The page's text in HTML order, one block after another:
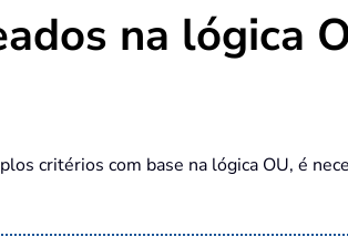
na lógica
critérios com base na lógica OU, é